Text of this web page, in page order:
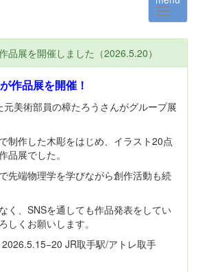
品展を開催しました（2026.5.20）
作品展を開催！
美術部員の樟たろうさんがグループ展
制作した木彫をはじめ、イラスト20点
品展でした。
先端物理学を学びながら創作活動も続
く、SNSを通しても作品発表をしてい
しくお願いします。
JR取手駅/アトレ取手